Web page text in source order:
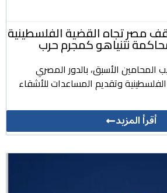
مصر تجاه القضية الفلسطينية
نتنياهو كمجرم حرب
المحامين الأسبق، بالدور المصري
وتقديم المساعدات للأشقاء
أقرأ المزيد